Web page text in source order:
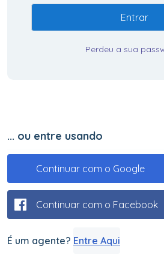
Entrar
Perdeu a sua
... ou entre usando
Continuar com o Google
Continuar com o Facebook
É um agente? Entre Aqui